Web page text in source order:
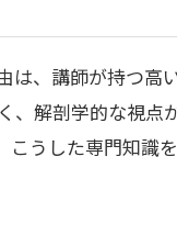
、講師が持つ高
、解剖学的な視点
うした専門知識